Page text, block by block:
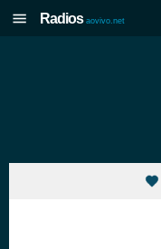
Radios aovivo.net